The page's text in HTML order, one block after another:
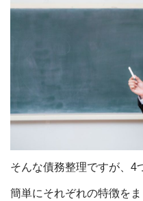
そんな債務整理ですが、4
簡単にそれぞれの特徴をま